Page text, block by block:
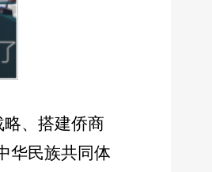
、搭建侨商
华民族共同体